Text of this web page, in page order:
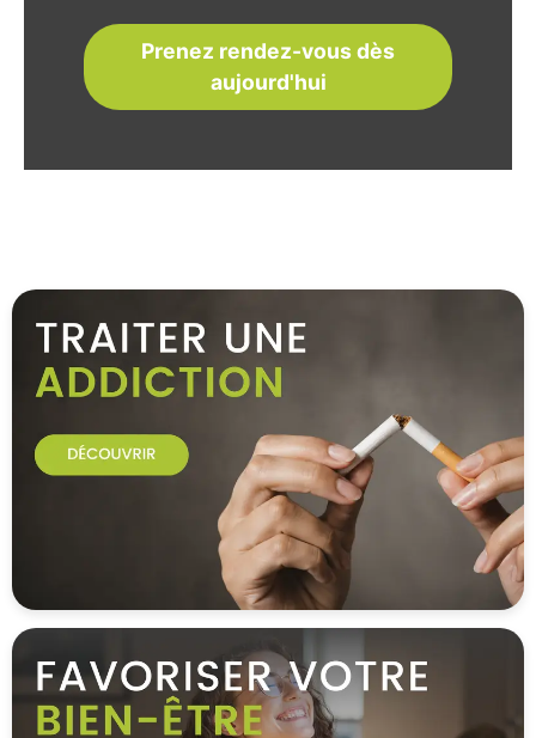
Prenez rendez-vous dès
aujourd'hui